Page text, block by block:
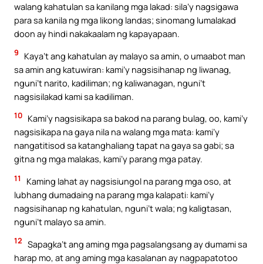
walang kahatulan sa kanilang mga lakad: sila’y nagsigawa
para sa kanila ng mga likong landas; sinomang lumalakad
doon ay hindi nakakaalam ng kapayapaan.
9
Kaya’t ang kahatulan ay malayo sa amin, o umaabot man
sa amin ang katuwiran: kami’y nagsisihanap ng liwanag,
nguni’t narito, kadiliman; ng kaliwanagan, nguni’t
nagsisilakad kami sa kadiliman.
10 Kami’y nagsisikapa sa bakod na parang bulag, oo, kami’y
nagsisikapa na gaya nila na walang mga mata: kami’y
nangatitisod sa katanghaliang tapat na gaya sa gabi; sa
gitna ng mga malakas, kami’y parang mga patay.
11
Kaming lahat ay nagsisiungol na parang mga oso, at
lubhang dumadaing na parang mga kalapati: kami’y
nagsisihanap ng kahatulan, nguni’t wala; ng kaligtasan,
nguni’t malayo sa amin.
12 Sapagka’t ang aming mga pagsalangsang ay dumami sa
harap mo, at ang aming mga kasalanan ay nagpapatotoo